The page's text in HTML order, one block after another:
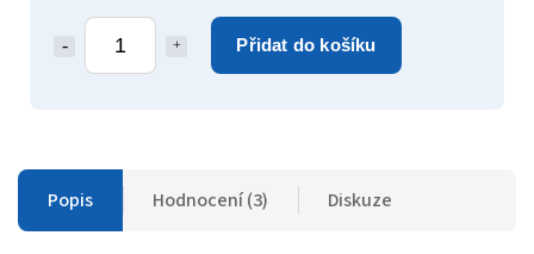
Přidat do košíku
Popis Hodnocení (3) Diskuze